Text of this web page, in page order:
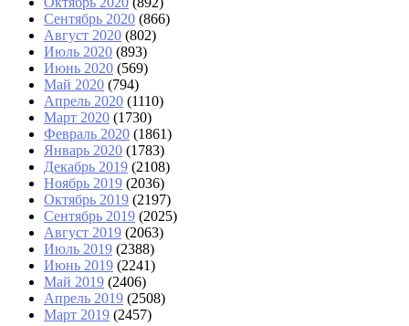
Сентябрь 2020 (866)
Август 2020 (802)
Июль 2020 (893)
Июнь 2020 (569)
Май 2020 (794)
Апрель 2020 (1110)
Март 2020 (1730)
Февраль 2020 (1861)
Январь 2020 (1783)
Декабрь 2019 (2108)
Ноябрь 2019 (2036)
Октябрь 2019 (2197)
Сентябрь 2019 (2025)
Август 2019 (2063)
Июль 2019 (2388)
Июнь 2019 (2241)
Май 2019 (2406)
Апрель 2019 (2508)
Март 2019 (2457)